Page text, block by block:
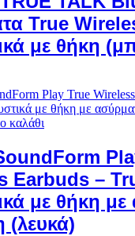
True
με θήκη
καλάθι
Earbuds –
με θήκη
(λευκά)